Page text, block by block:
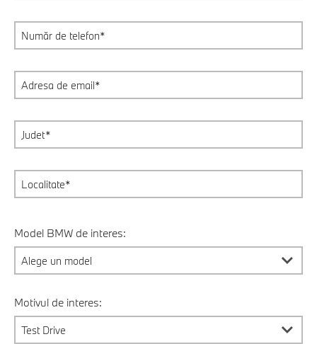
Model BMW de interes:
Motivul de interes: